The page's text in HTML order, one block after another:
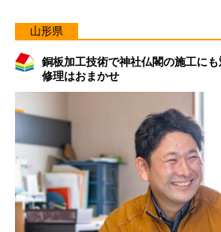
山形県
銅板加工技術で神社仏閣の施工に
修理はおまかせ